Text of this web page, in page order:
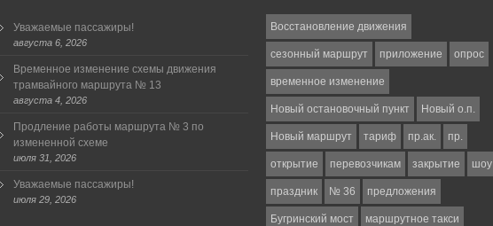
Уважаемые пассажиры!
августа 6, 2026
Временное изменение схемы движения
трамвайного маршрута № 13
августа 4, 2026
Продление работы маршрута № 3 по
измененной схеме
июля 31, 2026
Уважаемые пассажиры!
июля 29, 2026
Восстановление движения
сезонный маршрут приложение опрос
временное изменение
Новый остановочный пункт Новый о.п.
Новый маршрут тариф пр.ак. пр.
открытие перевозчикам закрытие шоу
праздник № 36 предложения
Бугринский мост маршрутное такси